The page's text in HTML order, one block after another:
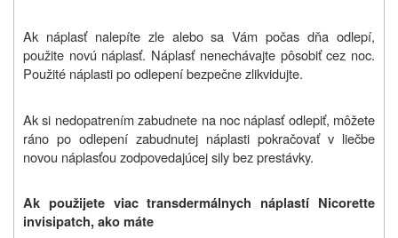
Ak náplasť nalepíte zle alebo sa Vám počas dňa odlepí,
použite novú náplasť. Náplasť nenechávajte pôsobiť cez noc.
Použité náplasti po odlepení bezpečne zlikvidujte.
Ak si nedopatrením zabudnete na noc náplasť odlepiť, môžete
ráno po odlepení zabudnutej náplasti pokračovať v liečbe
novou náplasťou zodpovedajúcej sily bez prestávky.
Ak použijete viac transdermálnych náplastí Nicorette
invisipatch, ako máte